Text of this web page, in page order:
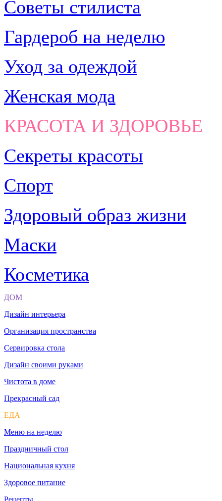
Советы стилиста
Гардероб на неделю
Уход за одеждой
Женская мода
КРАСОТА И ЗДОРОВЬЕ
Секреты красоты
Спорт
Здоровый образ жизни
Маски
Косметика
ДОМ
Дизайн интерьера
Организация пространства
Сервировка стола
Дизайн своими руками
Чистота в доме
Прекрасный сад
ЕДА
Меню на неделю
Праздничный стол
Национальная кухня
Здоровое питание